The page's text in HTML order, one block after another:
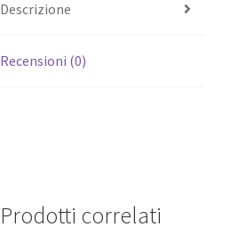
Descrizione
Recensioni (0)
Prodotti correlati